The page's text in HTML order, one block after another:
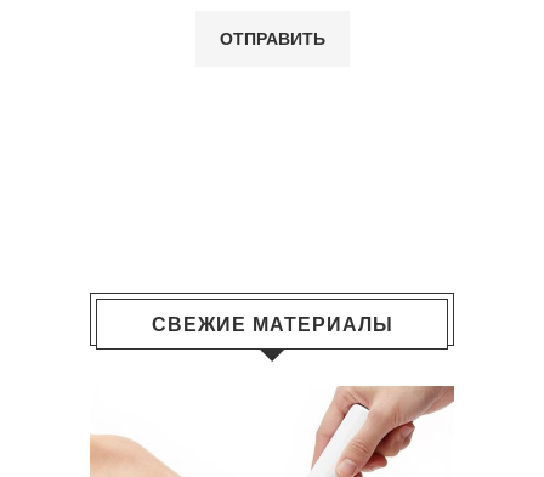
СВЕЖИЕ МАТЕРИАЛЫ